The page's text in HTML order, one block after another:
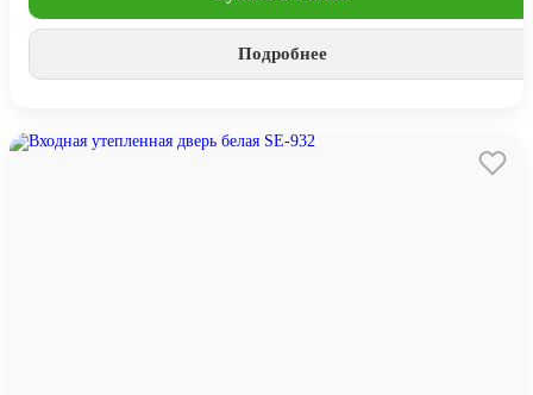
Подробнее